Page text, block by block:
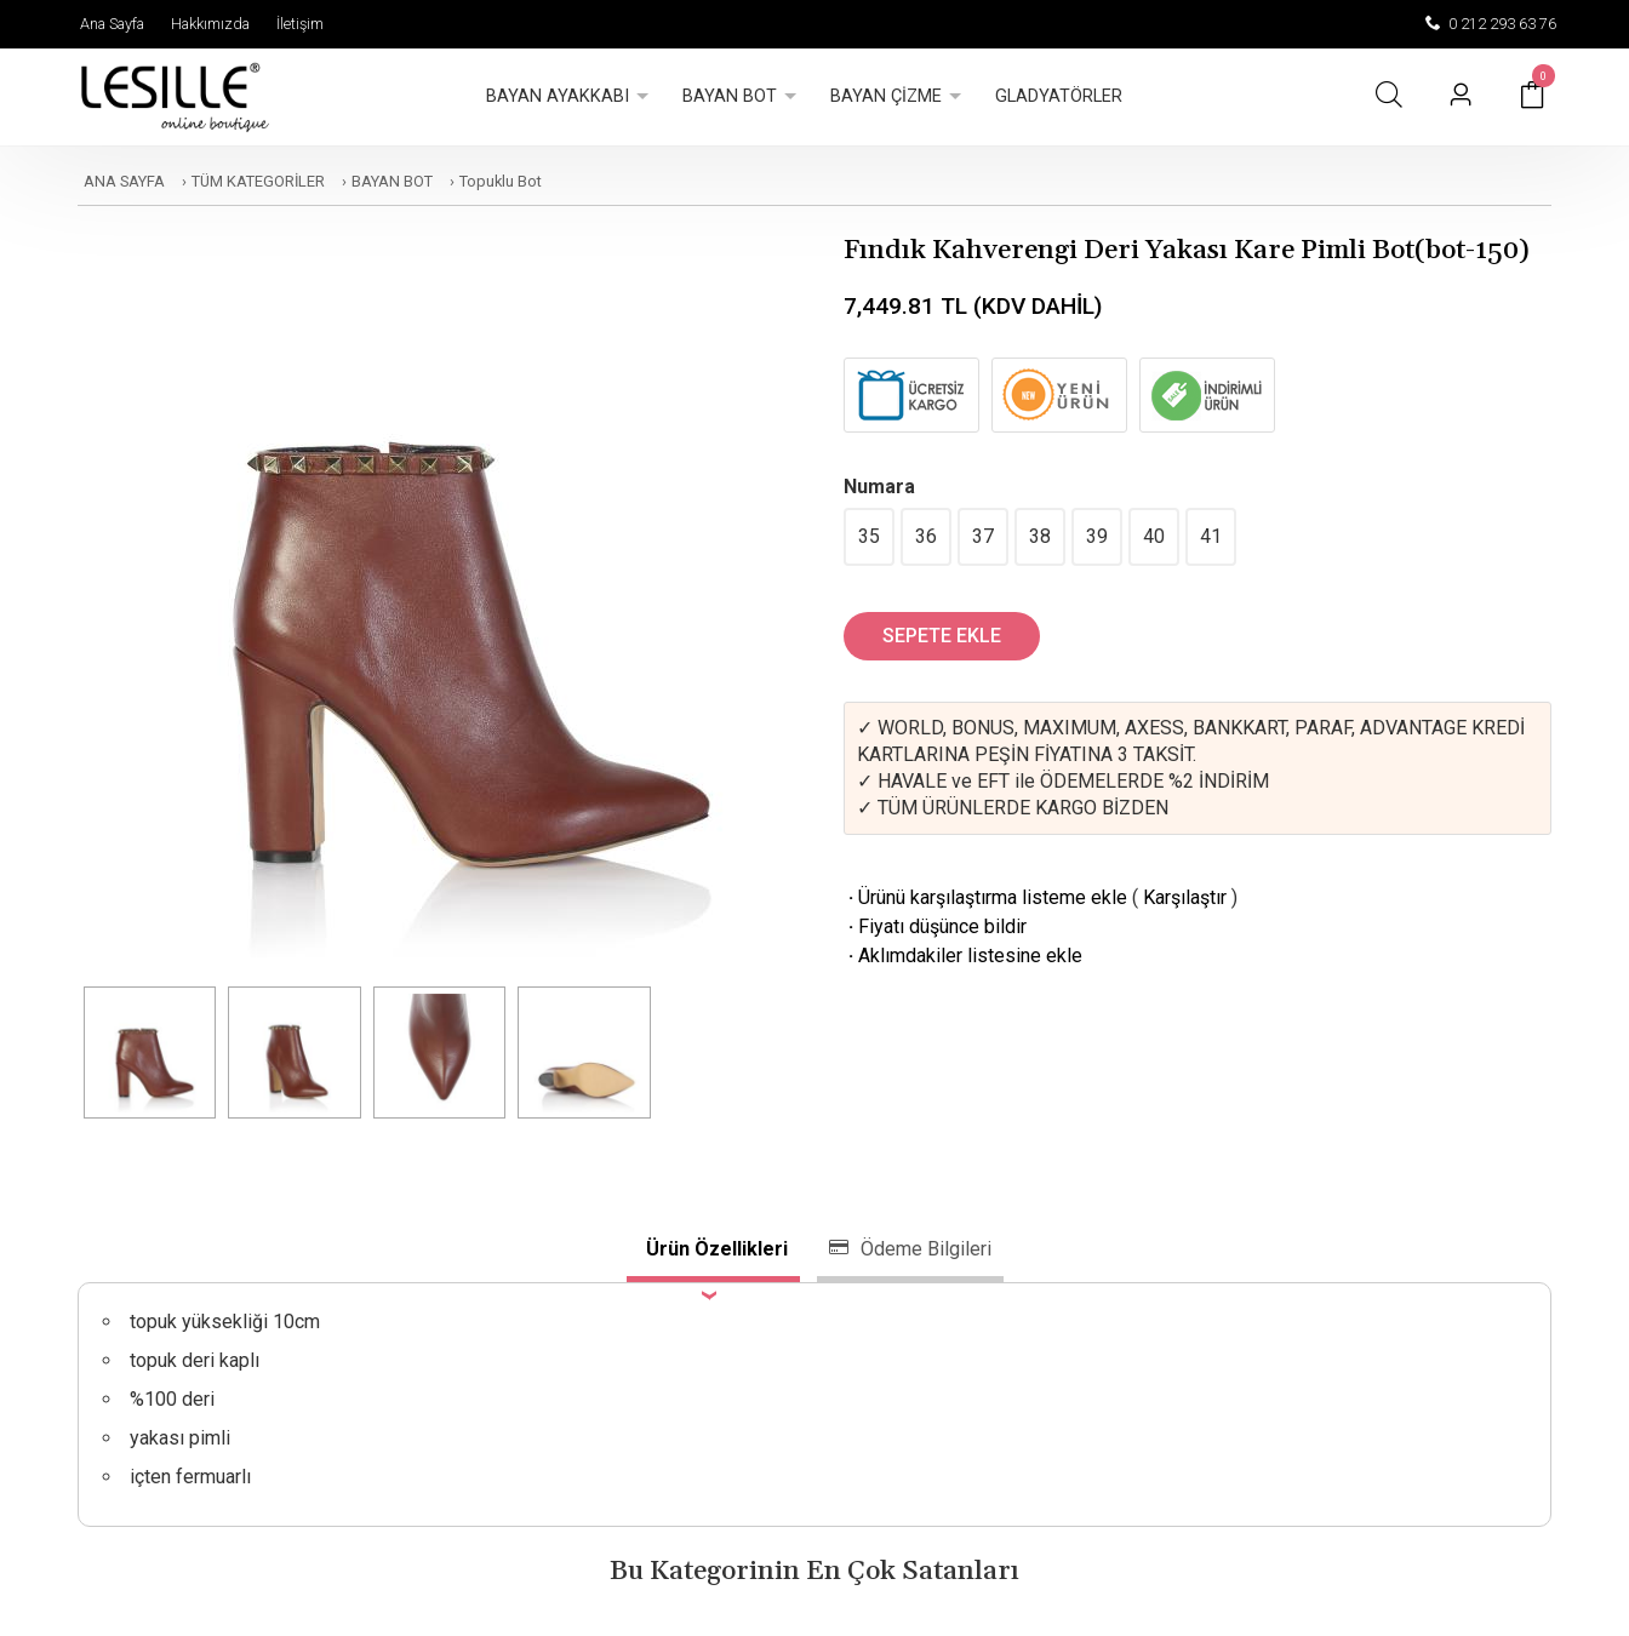
Ana Sayfa Hakkımızda İletişim 0 212 293 63 76
BAYAN AYAKKABI BAYAN BOT BAYAN ÇİZME GLADYATÖRLER
0
ANA SAYFA › TÜM KATEGORİLER › BAYAN BOT › Topuklu Bot
Fındık Kahverengi Deri Yakası Kare Pimli Bot(bot-150)
7,449.81 TL (KDV DAHİL)
Numara
35 36 37 38 39 40 41
SEPETE EKLE
✓ WORLD, BONUS, MAXIMUM, AXESS, BANKKART, PARAF, ADVANTAGE KREDİ
KARTLARINA PEŞİN FİYATINA 3 TAKSİT.
✓ HAVALE ve EFT ile ÖDEMELERDE %2 İNDİRİM
✓ TÜM ÜRÜNLERDE KARGO BİZDEN
·Ürünü karşılaştırma listeme ekle ( Karşılaştır )
· Fiyatı düşünce bildir
·Aklımdakiler listesine ekle
Ürün Özellikleri Ödeme Bilgileri
topuk yüksekliği 10cm
topuk deri kaplı
%100 deri
yakası pimli
içten fermuarlı
Bu Kategorinin En Çok Satanları